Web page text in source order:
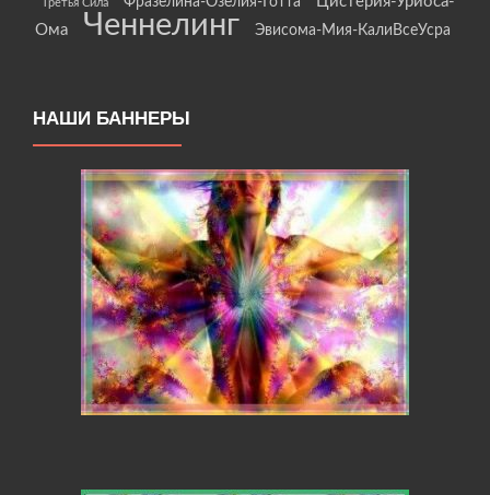
Третья Сила
Ома
Ченнелинг Эвисома-Мия-КалиВсеУсра
НАШИ БАННЕРЫ